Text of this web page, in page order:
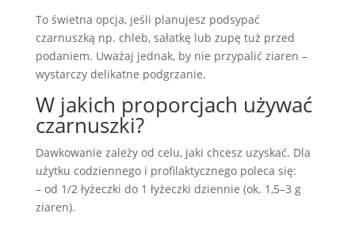
To świetna opcja, jeśli planujesz podsypać
czarnuszką np. chleb, sałatkę lub zupę tuż przed
podaniem. Uważaj jednak, by nie przypalić ziaren –
wystarczy delikatne podgrzanie.
W jakich proporcjach używać
czarnuszki?
Dawkowanie zależy od celu, jaki chcesz uzyskać. Dla
użytku codziennego i profilaktycznego poleca się:
– od 1/2 łyżeczki do 1 łyżeczki dziennie (ok. 1,5–3 g
ziaren).